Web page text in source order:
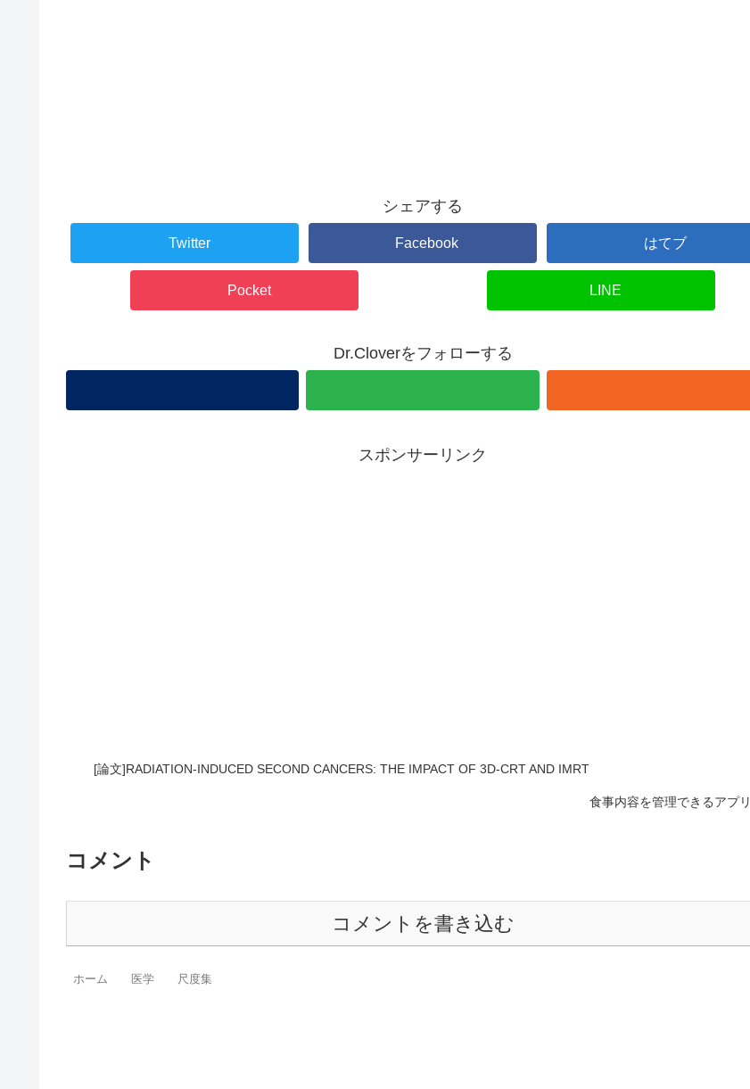
シェアする
Twitter Facebook はてブ
Pocket LINE
Dr.Cloverをフォローする
スポンサーリンク
[論文]RADIATION-INDUCED SECOND CANCERS: THE IMPACT OF 3D-CRT AND IMRT
食事内容を管理できるアプリ
コメント
コメントを書き込む
ホーム 医学 尺度集